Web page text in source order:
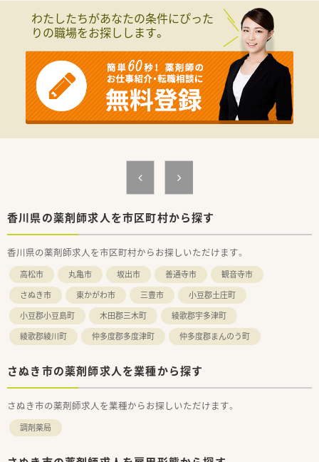
15年及び30年勤務者を対象として表彰しています。
生命保険の加入・退職金制度（3年以上）もあり充実していま
す。
■退職金積み立て費用は会社負担になります。
■お休みは日・祝＋平日4日/月の週休2日制となっております。
■互助会制度も有り、結婚祝い金や出産祝い金制度を運用されて
います。
■3年以上在籍されている薬剤師は全員認定薬剤師を取得してい
ます。
■ほぼ全ての店舗で地域支援体制加算を算定されています。
■現在、従業員の満足度を上げるため有給休暇取得推進や残業を
「働き方改革」を法人で取り組んでいます。
で勤務したい方
等々…
少しでも気になった方はお問い合わせくださいませ
また、在宅も行っています。
■処方箋は1日40枚程度です。
＜研修制度＞
■入職後まずは数週間のローテーションで全店舗での研修がご
ざいます。
各店舗にて様々な手技が存在し、先輩薬剤師から現場で学ぶ事
が出来ます。
■その他にもマナー研修や、e-ラーニング・学会発表の補助もご
学びたい姿勢をしっかりフォローしてくれる環境です。
■薬剤師とその他職種の業務内容を明確にしており、
コンプライアンス意識の高い企業です。
■高松市を中心に店舗を展開されている為、店舗移動となった際
も通勤しやすい環境です。
■専門薬剤師や認定薬剤師取得後は各種手当が支給されます。
＜こんな方にもオススメ＞
■ライフスタイルに合わせてシフト相談したい方
■応援体制整った環境で働きたい方
等々…
少しでも気になった方はお問い合わせくださいませ
わたしたちがあなたの条件にぴった
りの職場をお探しします。
香川県の薬剤師求人を市区町村から探す
香川県の薬剤師求人を市区町村からお探しいただけます。
高松市 丸亀市 坂出市 善通寺市
観音寺市
さぬき市
東かがわ市 三豊市
小豆郡土庄町
小豆郡小豆島町
木田郡三木町
綾歌郡宇多津町
綾歌郡綾川町
仲多度郡多度津町 仲多度郡まんのう町
さぬき市の薬剤師求人を業種から探す
さぬき市の薬剤師求人を業種からお探しいただけます。
調剤薬局